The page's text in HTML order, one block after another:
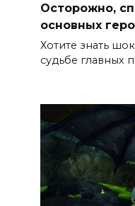
Осторожно,
основных
Хотите знать
судьбе главных